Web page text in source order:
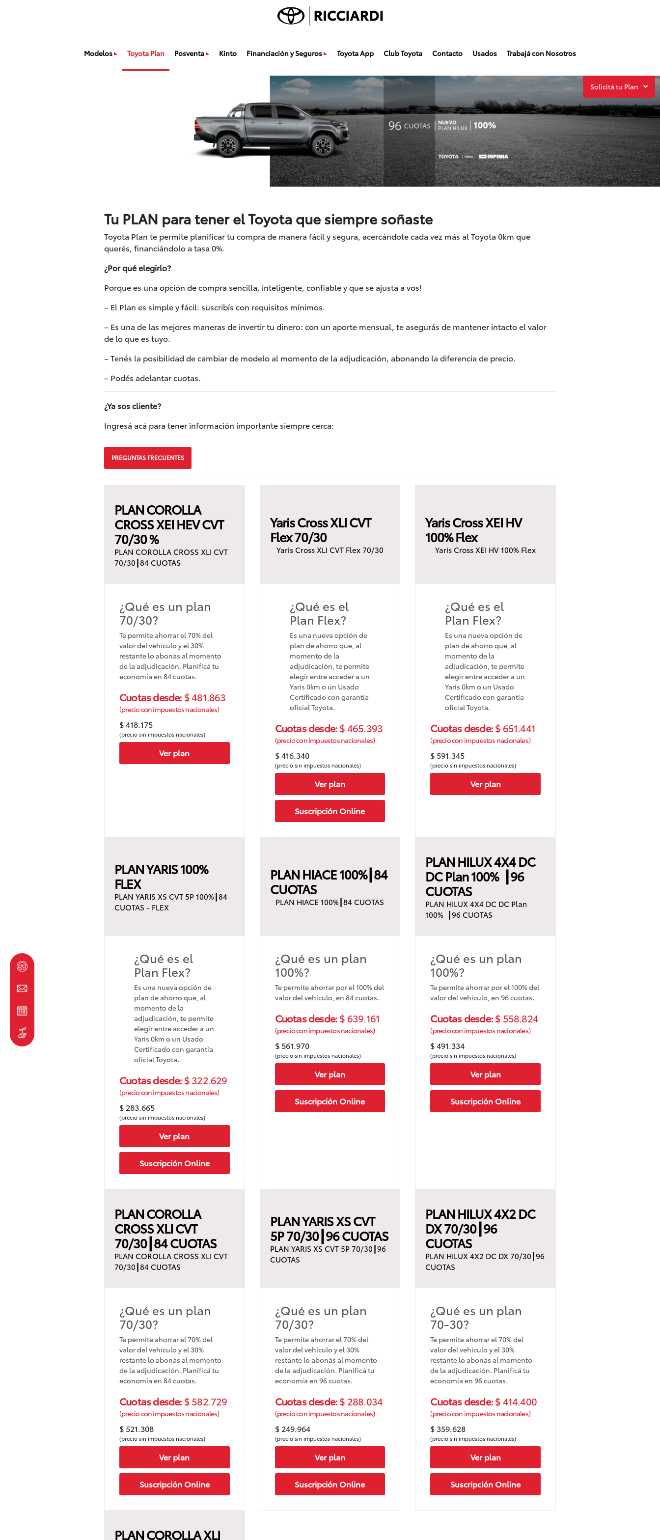
Modelos Toyota Plan Posventa Kinto Financiación y Seguros Toyota App Club Toyota Contacto Usados Trabajá con Nosotros
Solicitá tu Plan
Tu PLAN para tener el Toyota que siempre soñaste
Toyota Plan te permite planificar tu compra de manera fácil y segura, acercándote cada vez más al Toyota 0km que
querés, financiándolo a tasa 0%.
¿Por qué elegirlo?
Porque es una opción de compra sencilla, inteligente, confiable y que se ajusta a vos!
– El Plan es simple y fácil: suscribís con requisitos mínimos.
– Es una de las mejores maneras de invertir tu dinero: con un aporte mensual, te asegurás de mantener intacto el valor
de lo que es tuyo.
– Tenés la posibilidad de cambiar de modelo al momento de la adjudicación, abonando la diferencia de precio.
– Podés adelantar cuotas.
¿Ya sos cliente?
Ingresá acá para tener información importante siempre cerca:
PREGUNTAS FRECUENTES
PLAN COROLLA
CROSS XEI HEV CVT
70/30 %
PLAN COROLLA CROSS XLI CVT
70/30┃84 CUOTAS
¿Qué es un plan
70/30?
Te permite ahorrar el 70% del
valor del vehículo y el 30%
restante lo abonás al momento
de la adjudicación. Planificá tu
economía en 84 cuotas.
Cuotas desde: $ 481.863
(precio con impuestos nacionales)
$ 418.175
(precio sin impuestos nacionales)
Ver plan
Yaris Cross XLI CVT
Flex 70/30
Yaris Cross XLI CVT Flex 70/30
¿Qué es el
Plan Flex?
Es una nueva opción de
plan de ahorro que, al
momento de la
adjudicación, te permite
elegir entre acceder a un
Yaris 0km o un Usado
Certificado con garantía
oficial Toyota.
Cuotas desde:$ 465.393
(precio con impuestos nacionales)
$ 416.340
(precio sin impuestos nacionales)
Ver plan
Suscripción Online
Yaris Cross XEI HV
100% Flex
Yaris Cross XEI HV 100% Flex
¿Qué es el
Plan Flex?
Es una nueva opción de
plan de ahorro que, al
momento de la
adjudicación, te permite
elegir entre acceder a un
Yaris 0km o un Usado
Certificado con garantía
oficial Toyota.
Cuotas desde:$ 651.441
(precio con impuestos nacionales)
$ 591.345
(precio sin impuestos nacionales)
Ver plan
PLAN YARIS 100%
FLEX
PLAN YARIS XS CVT 5P 100%┃84
CUOTAS - FLEX
¿Qué es el
Plan Flex?
Es una nueva opción de
plan de ahorro que, al
momento de la
adjudicación, te permite
elegir entre acceder a un
Yaris 0km o un Usado
Certificado con garantía
oficial Toyota.
Cuotas desde: $ 322.629
(precio con impuestos nacionales)
$ 283.665
(precio sin impuestos nacionales)
Ver plan
Suscripción Online
PLAN HIACE 100%┃84
CUOTAS
PLAN HIACE 100%┃84 CUOTAS
¿Qué es un plan
100%?
Te permite ahorrar por el 100% del
valor del vehículo, en 84 cuotas.
Cuotas desde:$ 639.161
(precio con impuestos nacionales)
$ 561.970
(precio sin impuestos nacionales)
Ver plan
Suscripción Online
PLAN HILUX 4X4 DC
DC Plan 100% ┃96
CUOTAS
PLAN HILUX 4X4 DC DC Plan
100% ┃96 CUOTAS
¿Qué es un plan
100%?
Te permite ahorrar por el 100% del
valor del vehículo, en 96 cuotas.
Cuotas desde:$ 558.824
(precio con impuestos nacionales)
$ 491.334
(precio sin impuestos nacionales)
Ver plan
Suscripción Online
PLAN COROLLA
CROSS XLI CVT
70/30┃84 CUOTAS
PLAN COROLLA CROSS XLI CVT
70/30┃84 CUOTAS
¿Qué es un plan
70/30?
Te permite ahorrar el 70% del
valor del vehículo y el 30%
restante lo abonás al momento
de la adjudicación. Planificá tu
economía en 84 cuotas.
Cuotas desde: $ 582.729
(precio con impuestos nacionales)
$ 521.308
(precio sin impuestos nacionales)
Ver plan
Suscripción Online
PLAN YARIS XS CVT
5P 70/30┃96 CUOTAS
PLAN YARIS XS CVT 5P 70/30┃96
CUOTAS
¿Qué es un plan
70/30?
Te permite ahorrar el 70% del
valor del vehículo y el 30%
restante lo abonás al momento
de la adjudicación. Planificá tu
economía en 96 cuotas.
Cuotas desde:$ 288.034
(precio con impuestos nacionales)
$ 249.964
(precio sin impuestos nacionales)
Ver plan
Suscripción Online
PLAN HILUX 4X2 DC
DX 70/30┃96
CUOTAS
PLAN HILUX 4X2 DC DX 70/30┃96
CUOTAS
¿Qué es un plan
70-30?
Te permite ahorrar el 70% del
valor del vehículo y el 30%
restante lo abonás al momento
de la adjudicación. Planificá tu
economía en 96 cuotas.
Cuotas desde:$ 414.400
(precio con impuestos nacionales)
$ 359.628
(precio sin impuestos nacionales)
Ver plan
Suscripción Online
PLAN COROLLA XLI